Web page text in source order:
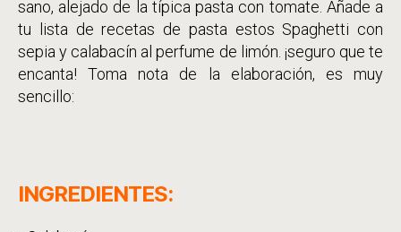
sano, alejado de la típica pasta con tomate. Añade a
tu lista de recetas de pasta estos Spaghetti con
sepia y calabacín al perfume de limón. ¡seguro que te
encanta! Toma nota de la elaboración, es muy
sencillo:
INGREDIENTES: